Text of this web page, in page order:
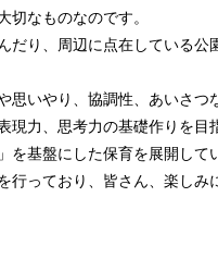
なものなのです。
だり、周辺に点在している公
思いやり、協調性、あいさつ
現力、思考力の基礎作りを目
基盤にした保育を展開して
行っており、皆さん、楽しみ